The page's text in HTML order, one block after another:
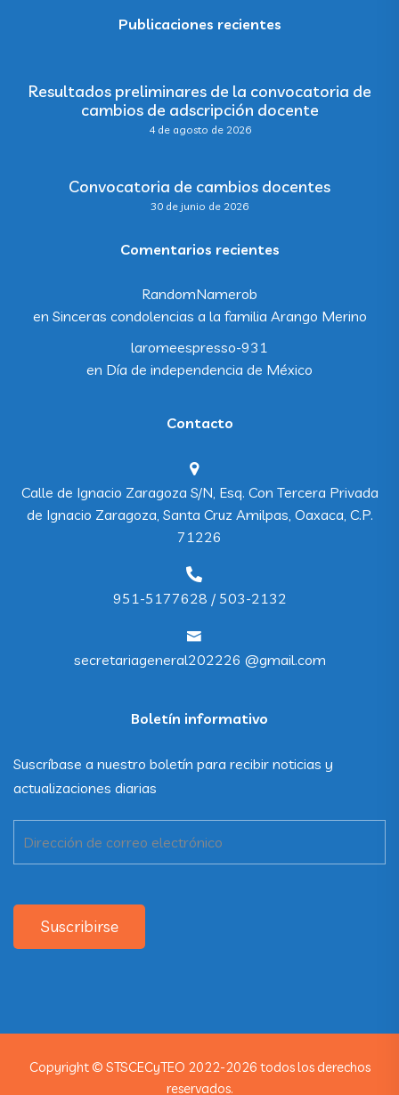
Publicaciones recientes
Resultados preliminares de la convocatoria de
cambios de adscripción docente
4 de agosto de 2026
Convocatoria de cambios docentes
30 de junio de 2026
Comentarios recientes
RandomNamerob
en Sinceras condolencias a la familia Arango Merino
laromeespresso-931
en Día de independencia de México
Contacto
Calle de Ignacio Zaragoza S/N, Esq. Con Tercera Privada
de Ignacio Zaragoza, Santa Cruz Amilpas, Oaxaca, C.P.
71226
951-5177628 / 503-2132
secretariageneral202226 @gmail.com
Boletín informativo
Suscríbase a nuestro boletín para recibir noticias y
actualizaciones diarias
Suscribirse
Copyright © STSCECyTEO 2022-2026 todos los derechos
reservados.